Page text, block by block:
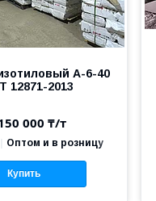
А-6-40
12871-2013
000 ₸/т
Оптом и в розницу
Купить